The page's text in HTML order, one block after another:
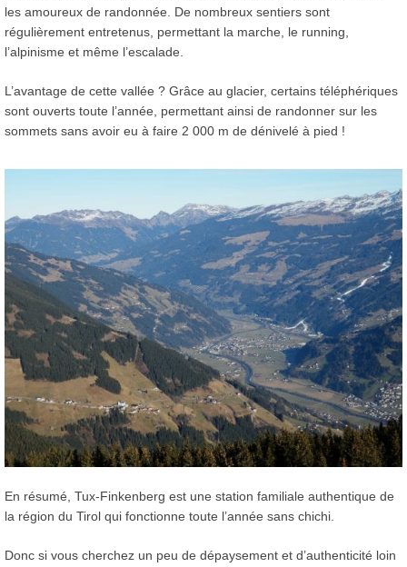
les amoureux de randonnée. De nombreux sentiers sont
régulièrement entretenus, permettant la marche, le running,
l’alpinisme et même l’escalade.
L’avantage de cette vallée ? Grâce au glacier, certains téléphériques
sont ouverts toute l’année, permettant ainsi de randonner sur les
sommets sans avoir eu à faire 2 000 m de dénivelé à pied !
En résumé, Tux-Finkenberg est une station familiale authentique de
la région du Tirol qui fonctionne toute l’année sans chichi.
Donc si vous cherchez un peu de dépaysement et d’authenticité loin